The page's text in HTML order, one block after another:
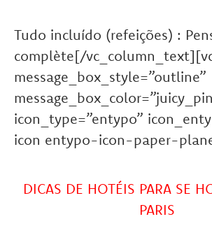
Tudo incluído (refeições) :
complète[/
message_box_style=”outline”
icon_type=”entypo”
icon entypo-icon-paper-
DICAS DE HOTÉIS PARA SE
PARIS